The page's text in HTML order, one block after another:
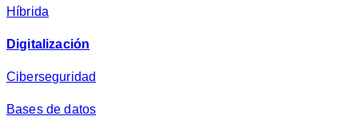
*
Híbrida
Digitalización
Ciberseguridad
Bases de datos